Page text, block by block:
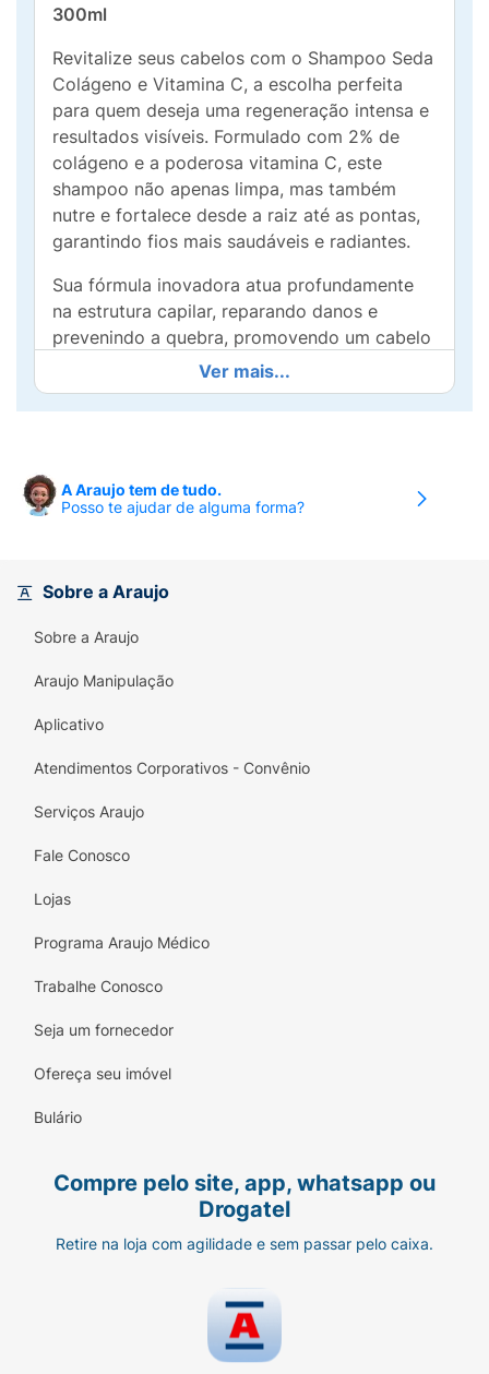
300ml
Revitalize seus cabelos com o Shampoo Seda
Colágeno e Vitamina C, a escolha perfeita
para quem deseja uma regeneração intensa e
resultados visíveis. Formulado com 2% de
colágeno e a poderosa vitamina C, este
shampoo não apenas limpa, mas também
nutre e fortalece desde a raiz até as pontas,
garantindo fios mais saudáveis e radiantes.
Sua fórmula inovadora atua profundamente
na estrutura capilar, reparando danos e
prevenindo a quebra, promovendo um cabelo
forte e macio ao toque. Ideal para todos os
tipos de cabelo, ele proporciona uma
experiência de lavagem refrescante e
Descubra o segredo para cabelos incríveis
com o Shampoo Seda Colágeno e Vitamina C
cheia de vida todos os dias!
Ver mais...
A Araujo tem de tudo.
Posso te ajudar de alguma forma?
Sobre a Araujo
Sobre a Araujo
Araujo Manipulação
Aplicativo
Atendimentos Corporativos - Convênio
Serviços Araujo
Fale Conosco
Lojas
Programa Araujo Médico
Trabalhe Conosco
Seja um fornecedor
Ofereça seu imóvel
Bulário
Compre pelo site, app, whatsapp ou
Drogatel
Retire na loja com agilidade e sem passar pelo caixa.